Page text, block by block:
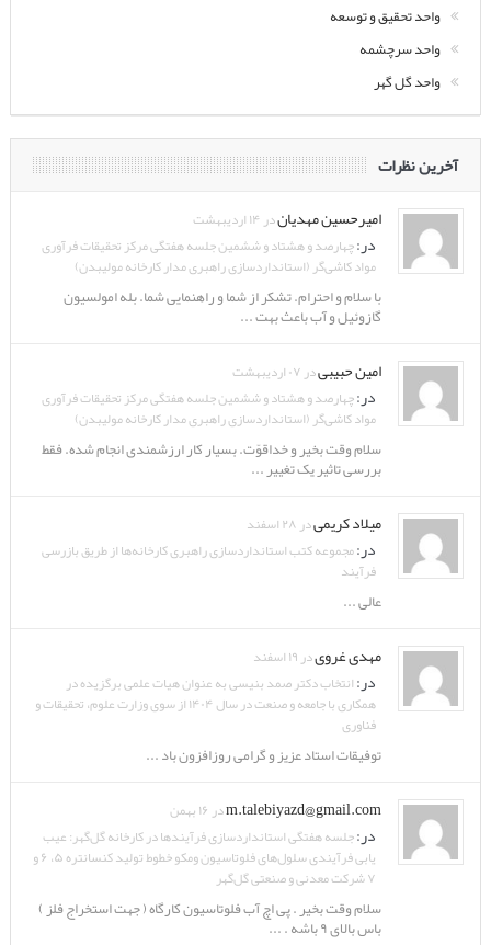
واحد تحقیق و توسعه
واحد سرچشمه
واحد گل گهر
آخرین نظرات
امیرحسین مهدیاندر ۱۴ اردیبهشت
در:چهارصد و هشتاد و ششمین جلسه هفتگی مرکز تحقیقات فرآوری
مواد کاشی‌گر (استانداردسازی راهبری مدار کارخانه مولیبدن)
با سلام و احترام. تشکر از شما و راهنمایی شما. بله امولسیون
گازوئیل و آب باعث بهت ...
امین حبیبیدر ۰۷ اردیبهشت
در:چهارصد و هشتاد و ششمین جلسه هفتگی مرکز تحقیقات فرآوری
مواد کاشی‌گر (استانداردسازی راهبری مدار کارخانه مولیبدن)
سلام وقت بخیر و خداقوّت. بسیار کار ارزشمندی انجام شده. فقط
بررسی تاثیر یک تغییر ...
میلاد کریمیدر ۲۸ اسفند
در:مجموعه کتب استانداردسازی راهبری کارخانه‌ها از طریق بازرسی
فرآیند
عالی ...
مهدی غرویدر ۱۹ اسفند
در:انتخاب دکتر صمد بنیسی به عنوان هیات علمی برگزیده در
همکاری با جامعه و صنعت در سال ۱۴۰۴ از سوی وزارت علوم، تحقیقات و
فناوری
توفیقات استاد عزیز و گرامی روزافزون باد ...
m.talebiyazd@gmail.comدر ۱۶ بهمن
در:جلسه هفتگی استانداردسازی فرآیندها در کارخانه گل‌گهر: عیب
یابی فرآیندی سلول‌های فلوتاسیون ومکو خطوط تولید کنسانتره ۵، ۶ و
۷ شرکت معدنی و صنعتی گل‌گهر
سلام وقت بخیر . پی اچ آب فلوتاسیون کارگاه ( جهت استخراج فلز )
باس بالای ۹ باشه . ...